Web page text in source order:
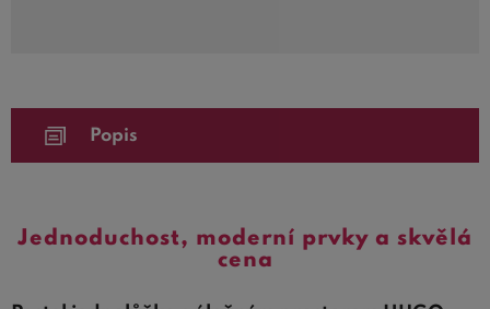
Popis
Jednoduchost, moderní prvky a skvělá
cena